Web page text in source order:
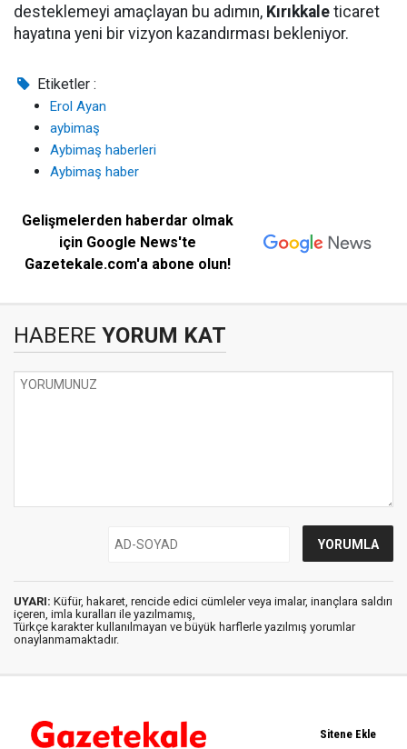
desteklemeyi amaçlayan bu adımın, Kırıkkale ticaret
hayatına yeni bir vizyon kazandırması bekleniyor.
Etiketler :
Erol Ayan
aybimaş
Aybimaş haberleri
Aybimaş haber
Gelişmelerden haberdar olmak
için Google News'te
Gazetekale.com'a abone olun!
HABERE YORUM KAT
UYARI: Küfür, hakaret, rencide edici cümleler veya imalar, inançlara saldırı
içeren, imla kuralları ile yazılmamış,
Türkçe karakter kullanılmayan ve büyük harflerle yazılmış yorumlar
onaylanmamaktadır.